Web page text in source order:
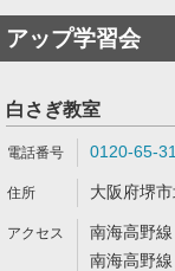
アップ学習会
白さぎ教室
0120-65-
大阪府堺
南海高野
南海高野